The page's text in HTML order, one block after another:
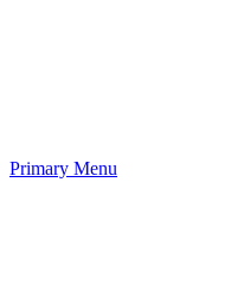
Primary Menu